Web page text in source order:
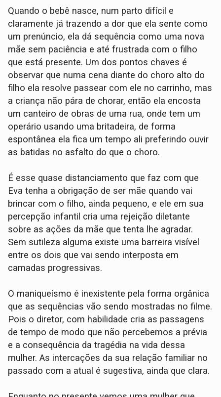
Quando o bebê nasce, num parto difícil e
claramente já trazendo a dor que ela sente como
um prenúncio, ela dá sequência como uma nova
mãe sem paciência e até frustrada com o filho
que está presente. Um dos pontos chaves é
observar que numa cena diante do choro alto do
filho ela resolve passear com ele no carrinho, mas
a criança não pára de chorar, então ela encosta
um canteiro de obras de uma rua, onde tem um
operário usando uma britadeira, de forma
espontânea ela fica um tempo ali preferindo ouvir
as batidas no asfalto do que o choro.
É esse quase distanciamento que faz com que
Eva tenha a obrigação de ser mãe quando vai
brincar com o filho, ainda pequeno, e ele em sua
percepção infantil cria uma rejeição diletante
sobre as ações da mãe que tenta lhe agradar.
Sem sutileza alguma existe uma barreira visível
entre os dois que vai sendo interposta em
camadas progressivas.
O maniqueísmo é inexistente pela forma orgânica
que as sequências vão sendo mostradas no filme.
Pois o diretor, com habilidade cria as passagens
de tempo de modo que não percebemos a prévia
e a consequência da tragédia na vida dessa
mulher. As intercações da sua relação familiar no
passado com a atual é sugestiva, ainda que clara.